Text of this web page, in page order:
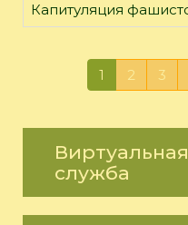
Капитуляция
1 2 3
служба